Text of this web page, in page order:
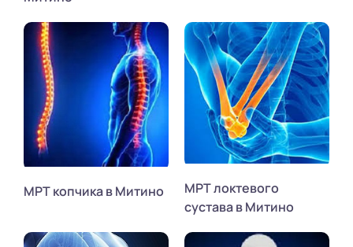
МРТ копчика в Митино
МРТ локтевого
сустава в Митино